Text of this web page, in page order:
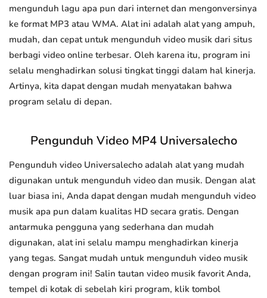
mengunduh lagu apa pun dari internet dan mengonversinya
ke format MP3 atau WMA. Alat ini adalah alat yang ampuh,
mudah, dan cepat untuk mengunduh video musik dari situs
berbagi video online terbesar. Oleh karena itu, program ini
selalu menghadirkan solusi tingkat tinggi dalam hal kinerja.
Artinya, kita dapat dengan mudah menyatakan bahwa
program selalu di depan.
Pengunduh Video MP4 Universalecho
Pengunduh video Universalecho adalah alat yang mudah
digunakan untuk mengunduh video dan musik. Dengan alat
luar biasa ini, Anda dapat dengan mudah mengunduh video
musik apa pun dalam kualitas HD secara gratis. Dengan
antarmuka pengguna yang sederhana dan mudah
digunakan, alat ini selalu mampu menghadirkan kinerja
yang tegas. Sangat mudah untuk mengunduh video musik
dengan program ini! Salin tautan video musik favorit Anda,
tempel di kotak di sebelah kiri program, klik tombol